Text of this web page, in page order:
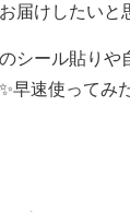
届けしたいと
シール貼り
早速使ってみ